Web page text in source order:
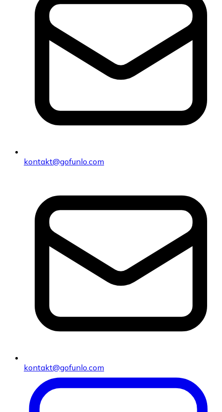
kontakt@gofunlo.com
kontakt@gofunlo.com